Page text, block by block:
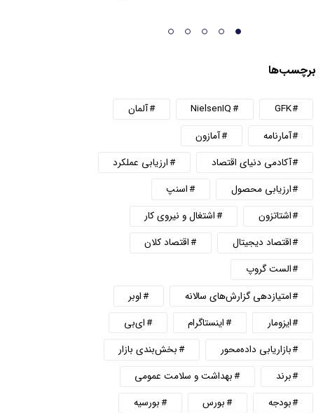
برچسب‌ها
GFK
NielsenIQ
آلمان
آمارنامه
آمازون
آکادمی دنیای اقتصاد
ارزیابی عملکرد
ارزیابی محصول
اسنپ
اشتاتزون
اشتغال و نیروی کار
اقتصاد دیجیتال
اقتصاد کلان
الست گروپ
امتیازدهی گزارش‌های سالانه
اوبر
ایزومار
اینستاگرام
ای‌بی
بازاریابی داده‌محور
بخش‌بندی بازار
برند
بهداشت و سلامت عمومی
بودجه
بورس
بورسیه